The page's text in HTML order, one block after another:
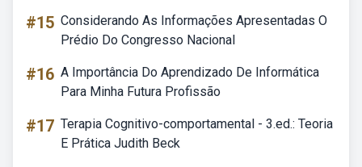
#15 Considerando As Informações Apresentadas O
Prédio Do Congresso Nacional
#16 A Importância Do Aprendizado De Informática
Para Minha Futura Profissão
#17 Terapia Cognitivo-comportamental - 3.ed.: Teoria
E Prática Judith Beck